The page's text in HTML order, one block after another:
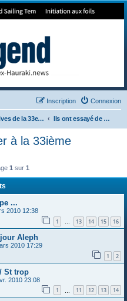
Connexion
Inscription
Les archives de la 33e America's Cup Ils ont essayé de participer à la 33ième
à la 33ième
1 sur 1
...
2010 12:38
1 13 14 15 16
Aleph
2010 17:29
1 2
St trop
2010 23:08
1 11 12 13 14